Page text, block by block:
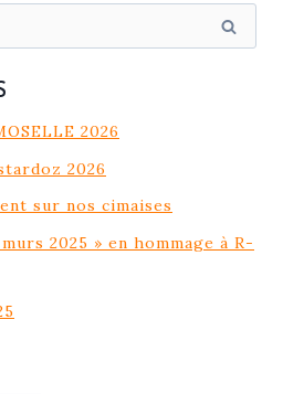
2026
2026
sur nos cimaises
2025 » en hommage à R-